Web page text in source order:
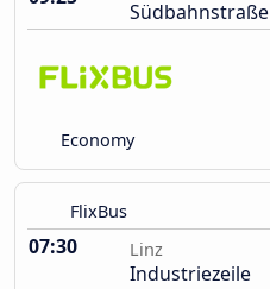
Südbahnstraße
Economy
FlixBus
07:30 Linz
Industriezeile